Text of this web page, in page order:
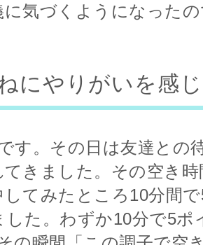
に気づくようになった
にやりがいを感
す。その日は友達との
きました。その空き
てみたところ10分間
した。わずか10分で5ポ